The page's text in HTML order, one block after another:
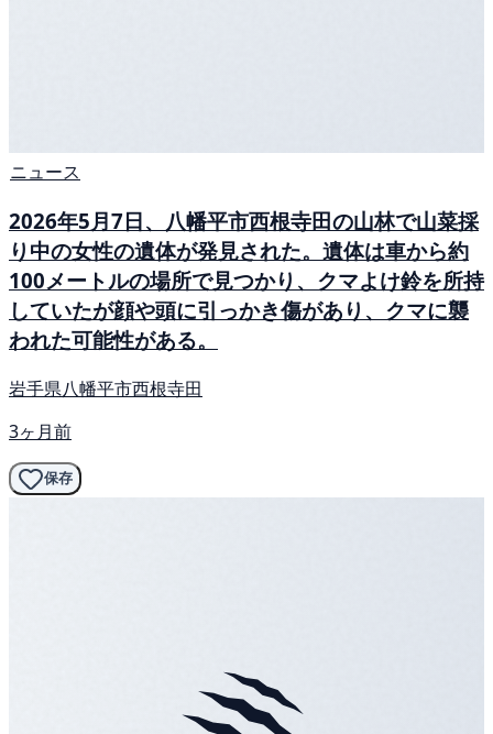
ニュース
2026年5月7日、八幡平市西根寺田の山林で山菜採
り中の女性の遺体が発見された。遺体は車から約
100メートルの場所で見つかり、クマよけ鈴を所持
していたが顔や頭に引っかき傷があり、クマに襲
われた可能性がある。
岩手県八幡平市西根寺田
3ヶ月前
保存